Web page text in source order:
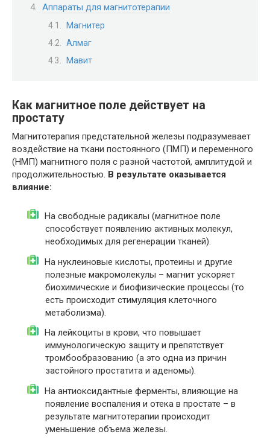
Аппараты для магнитотерапии
Магнитер
Алмаг
Мавит
Как магнитное поле действует на
простату
Магнитотерапия предстательной железы подразумевает
воздействие на ткани постоянного (ПМП) и переменного
(НМП) магнитного поля с разной частотой, амплитудой и
продолжительностью. В результате оказывается
влияние:
На свободные радикалы (магнитное поле
способствует появлению активных молекул,
необходимых для регенерации тканей).
На нуклеиновые кислоты, протеины и другие
полезные макромолекулы – магнит ускоряет
биохимические и биофизические процессы (то
есть происходит стимуляция клеточного
метаболизма).
На лейкоциты в крови, что повышает
иммунологическую защиту и препятствует
тромбообразованию (а это одна из причин
застойного простатита и аденомы).
На антиоксидантные ферменты, влияющие на
появление воспаления и отека в простате – в
результате магнитотерапии происходит
уменьшение объема железы.